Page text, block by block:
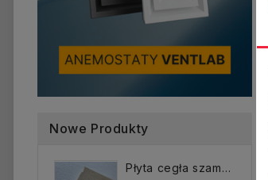
Nowe Produkty
Płyta cegła szamotowa...